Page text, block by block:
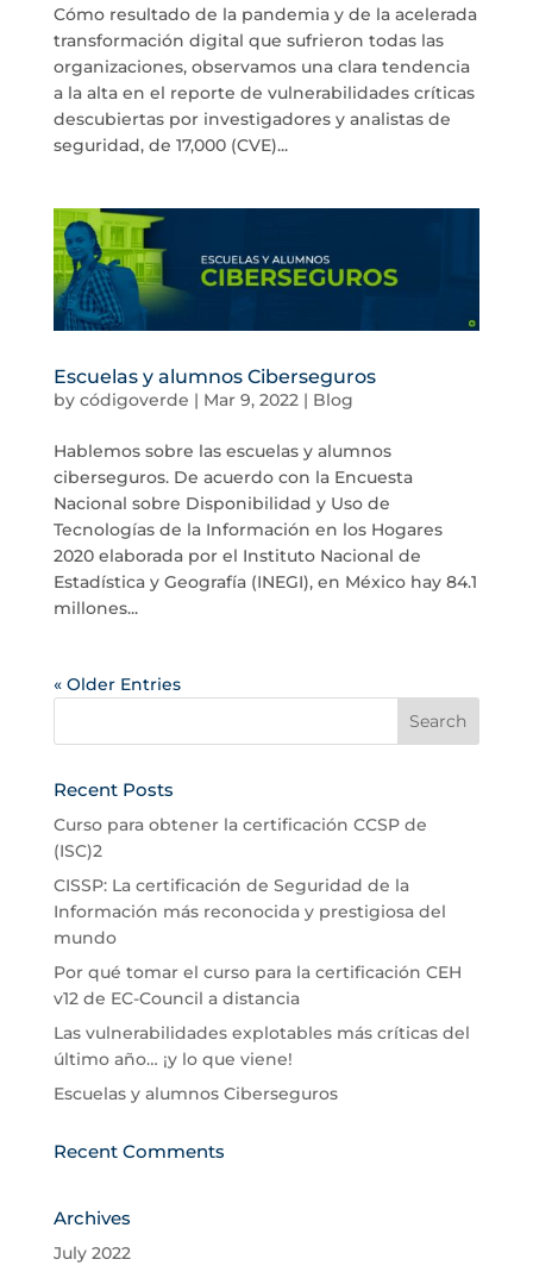
Cómo resultado de la pandemia y de la acelerada
transformación digital que sufrieron todas las
organizaciones, observamos una clara tendencia
a la alta en el reporte de vulnerabilidades críticas
descubiertas por investigadores y analistas de
seguridad, de 17,000 (CVE)...
Escuelas y alumnos Ciberseguros
by códigoverde | Mar 9, 2022| Blog
Hablemos sobre las escuelas y alumnos
ciberseguros. De acuerdo con la Encuesta
Nacional sobre Disponibilidad y Uso de
Tecnologías de la Información en los Hogares
2020 elaborada por el Instituto Nacional de
Estadística y Geografía (INEGI), en México hay 84.1
millones...
« Older Entries
Recent Posts
Curso para obtener la certificación CCSP de
(ISC)2
CISSP: La certificación de Seguridad de la
Información más reconocida y prestigiosa del
mundo
Por qué tomar el curso para la certificación CEH
v12 de EC-Council a distancia
Las vulnerabilidades explotables más críticas del
último año… ¡y lo que viene!
Escuelas y alumnos Ciberseguros
Recent Comments
Archives
July 2022